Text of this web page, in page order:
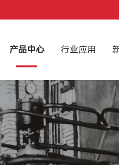
产品中心 行业应用